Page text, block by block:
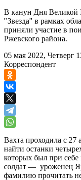
В канун Дня Великой
"Звезда" в рамках
приняли участие в
Ржевского района.
05 мая 2022, Четверг
Корреспондент
Вахта проходила с 27
найти останки
которых был при
солдат — уроженец
фамилию прочитать